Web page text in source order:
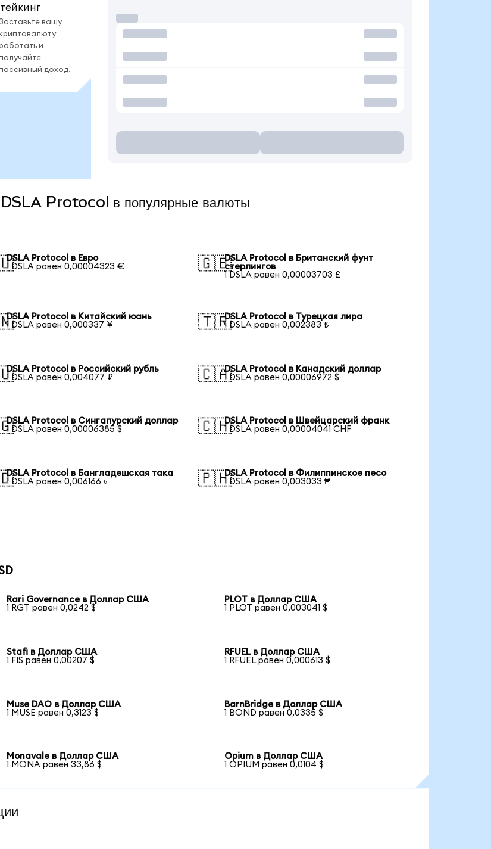
Заставьте вашу
и
доход.
DSLA Protocol в популярные валюты
DSLA Protocol в Евро
1 DSLA равен 0,00004323 €
🇬🇧DSLA Protocol в Британский фунт
стерлингов
1 DSLA равен 0,00003703 £
DSLA Protocol в Китайский юань
1 DSLA равен 0,000337 ¥
🇹🇷DSLA Protocol в Турецкая лира
1 DSLA равен 0,002383 ₺
DSLA Protocol в Российский рубль
1 DSLA равен 0,004077 ₽
🇨🇦DSLA Protocol в Канадский доллар
1 DSLA равен 0,00006972 $
DSLA Protocol в Сингапурский доллар
1 DSLA равен 0,00006385 $
🇨🇭DSLA Protocol в Швейцарский франк
1 DSLA равен 0,00004041 CHF
DSLA Protocol в Бангладешская така
1 DSLA равен 0,006166 ৳
🇵🇭DSLA Protocol в Филиппинское песо
1 DSLA равен 0,003033 ₱
Rari Governance в Доллар США
1 RGT равен 0,0242 $
PLOT в Доллар США
1 PLOT равен 0,003041 $
Stafi в Доллар США
1 FIS равен 0,00207 $
RFUEL в Доллар США
1 RFUEL равен 0,000613 $
Muse DAO в Доллар США
1 MUSE равен 0,3123 $
BarnBridge в Доллар США
1 BOND равен 0,0335 $
Monavale в Доллар США
1 MONA равен 33,86 $
Opium в Доллар США
1 OPIUM равен 0,0104 $